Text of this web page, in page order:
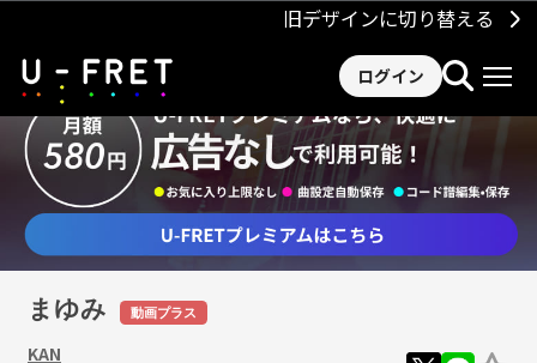
旧デザインに切り替える
ログイン
まゆみ 動画プラス
KAN